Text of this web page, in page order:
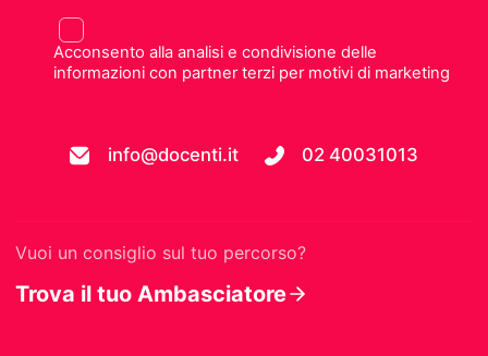
Acconsento alla analisi e condivisione delle
informazioni con partner terzi per motivi di marketing
info@docenti.it 02 40031013
Vuoi un consiglio sul tuo percorso?
Trova il tuo Ambasciatore